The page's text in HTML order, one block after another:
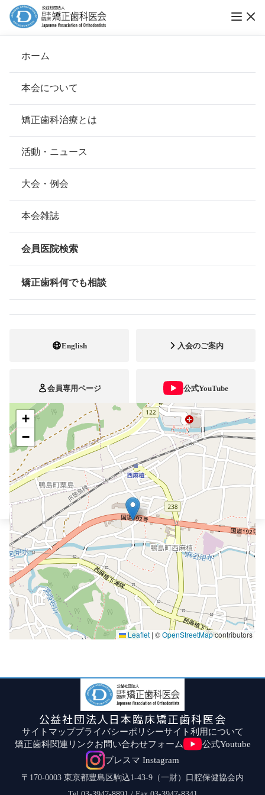
ホーム
本会について
会長挨拶
基本理念
組織について
本会の歴史
情報公開
矯正歯科治療とは
安心して治療を受けていただくための「6つの指針」
安心できる矯正歯科治療契約のための「7つの提言」
矯正歯科治療について
活動・ニュース
大会・例会
本会雑誌
会員医院検索
矯正歯科何でも相談
English 入会のご案内
会員専用ページ 公式YouTube
ブレスマ
ホーム 会員医院検索
歯列矯正センター
所在地
徳島県吉野川市鴨島町西麻植字麻植
FAX番号 0883-22-0025
+
−
Leaflet | ©OpenStreetMapcontributors
公益社団法人日本臨床矯正歯科医会
サイトマッププライバシーポリシーサイト利用について
矯正歯科関連リンクお問い合わせフォーム
公式Youtube
ブレスマ Instagram
〒170-0003 東京都豊島区駒込1-43-9（一財）口腔保健協会内